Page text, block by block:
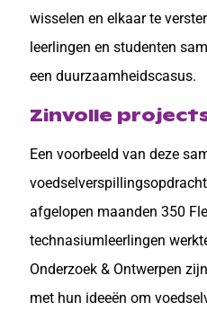
wisselen en elkaar te
leerlingen en studenten
een duurzaamheidscasus.
Zinvolle
Een voorbeeld van deze
afgelopen maanden 350
technasiumleerlingen
Onderzoek & Ontwerpen
met hun ideeën om